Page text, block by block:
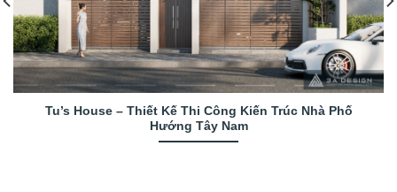
Tu’s House – Thiết Kế Thi Công Kiến Trúc Nhà Phố
Hướng Tây Nam